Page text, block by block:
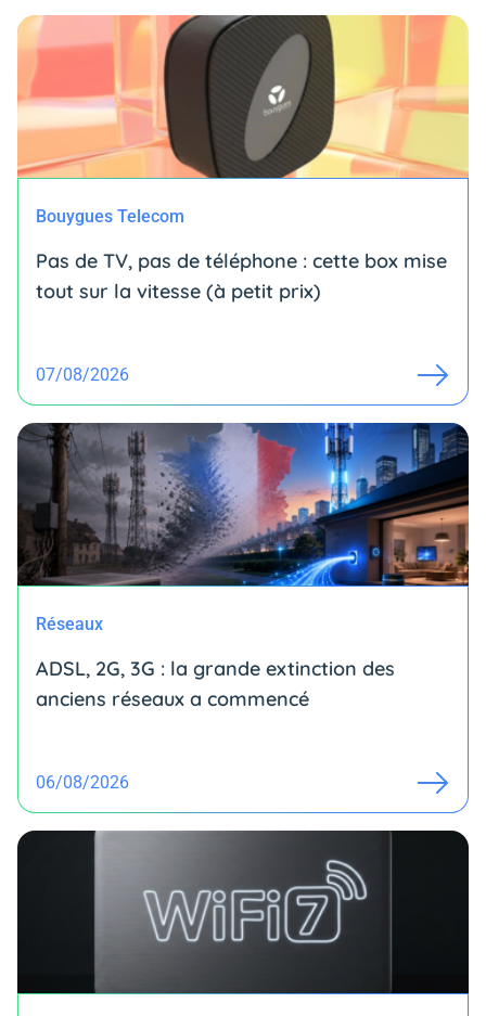
Bouygues Telecom
Pas de TV, pas de téléphone : cette box mise
tout sur la vitesse (à petit prix)
07/08/2026
Réseaux
ADSL, 2G, 3G : la grande extinction des
anciens réseaux a commencé
06/08/2026